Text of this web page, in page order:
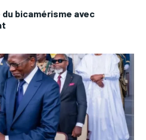
du bicamérisme avec